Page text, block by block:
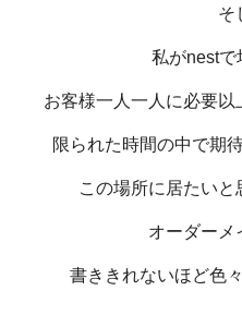
そ
私がnestで
お客様一人一人に必要以
限られた時間の中で期
この場所に居たいと
オーダーメ
書ききれないほど色